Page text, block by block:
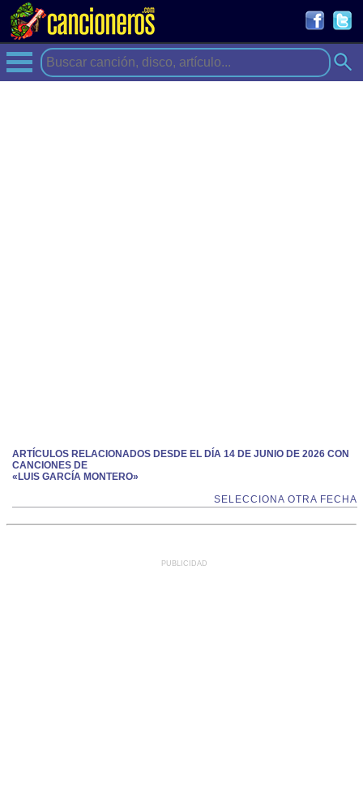
ARTÍCULOS RELACIONADOS DESDE EL DÍA 14 DE JUNIO DE 2026 CON
CANCIONES DE
«LUIS GARCÍA MONTERO»
SELECCIONA OTRA FECHA
PUBLICIDAD